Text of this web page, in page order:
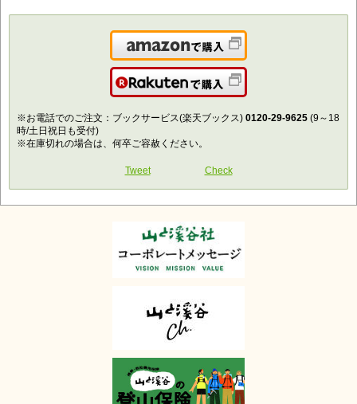
Amazonで購入
楽天で購入
※お電話でのご注文：ブックサービス(楽天ブックス) 0120-29-9625 (9～18
時/土日祝日も受付)
※在庫切れの場合は、何卒ご容赦ください。
Tweet Check